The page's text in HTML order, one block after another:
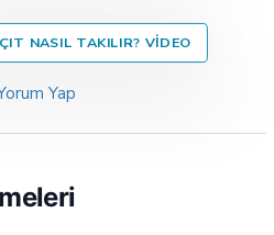
Yap
NASIL TAKILIR? VIDEO